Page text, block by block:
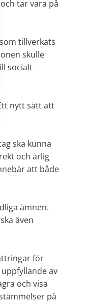
tar vara på
tillverkats
skulle
socialt
nytt sätt att
ska kunna
och ärlig
att både
ämnen.
även
för
av
och visa
på